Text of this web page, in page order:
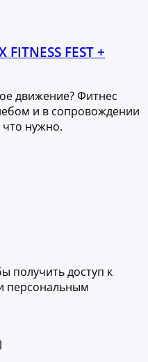
FEST +
движение? Фитнес
и в сопровождении
что нужно.
получить доступ к
персональным